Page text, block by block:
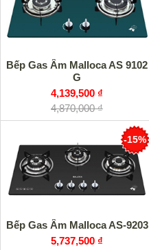
Bếp Gas Âm Malloca AS 9102
G
4,139,500 ₫
4,870,000 ₫
Bếp Gas Âm Malloca AS-9203
5,737,500 ₫
-15%